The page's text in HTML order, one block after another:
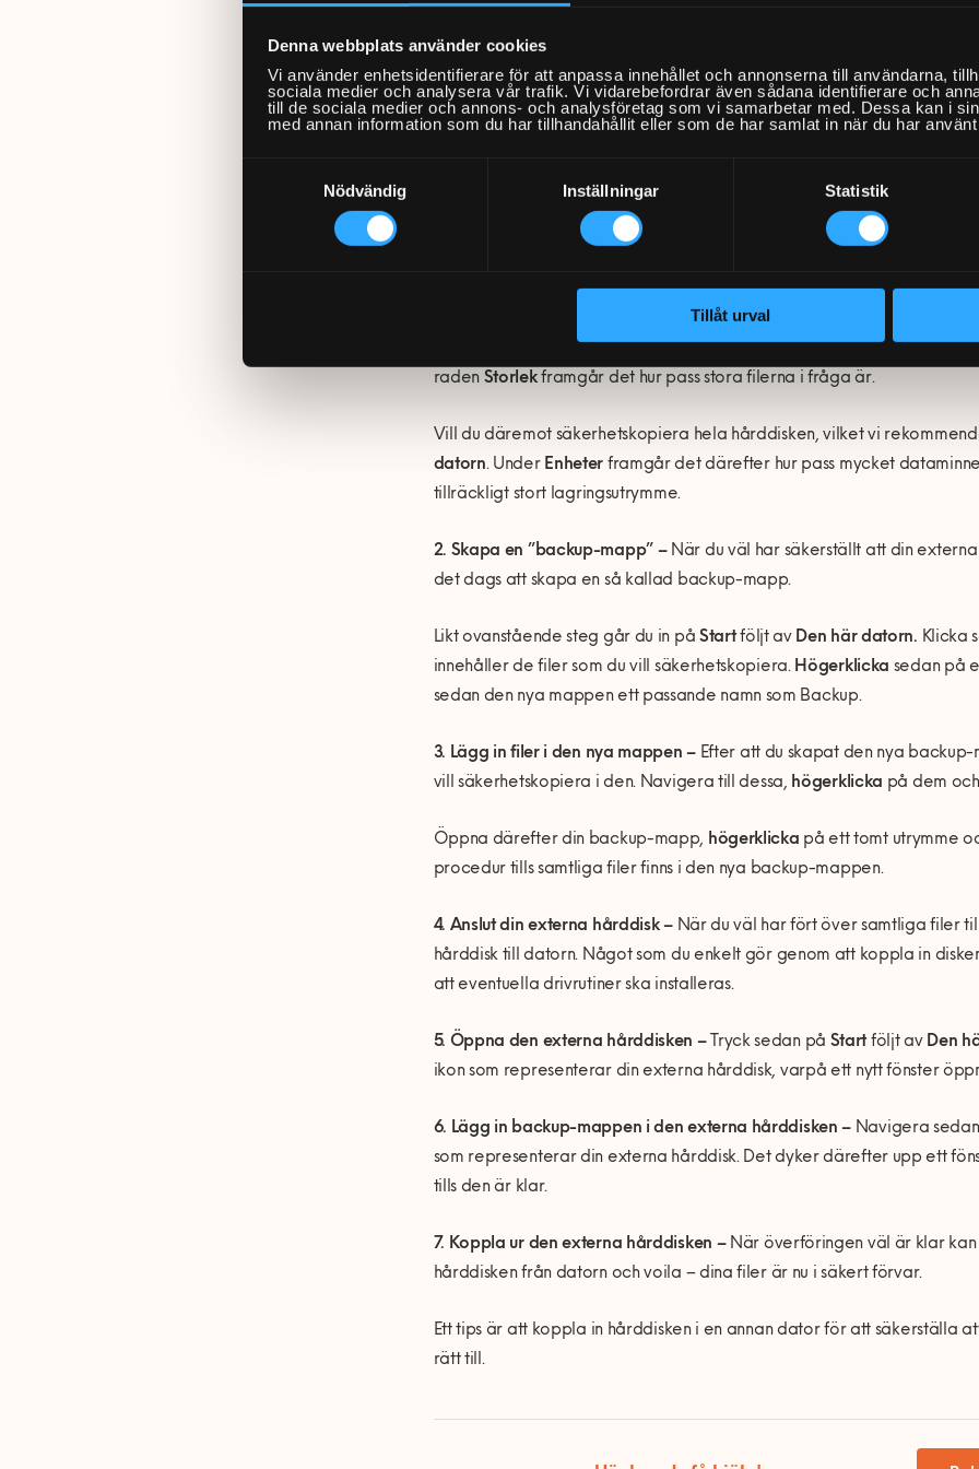
Denna webbplats använder cookies
Vi använder enhetsidentifierare för att anpassa innehållet och annonserna till användarna,
sociala medier och analysera vår trafik. Vi vidarebefordrar även sådana identifierare och
till de sociala medier och annons- och analysföretag som vi samarbetar med. Dessa kan i
med annan information som du har tillhandahållit eller som de har samlat in när du har
Nödvändig
Inställningar Statistik
Tillåt urval
Så säkerhetskopierar du dina filer
storleken på dessa, kommer behovet av lagringsutrymme variera.
raden Storlekframgår det hur pass stora filerna i fråga är.
Vill du däremot säkerhetskopiera hela hårddisken, vilket vi
datorn. Under Enheter framgår det därefter hur pass mycket
tillräckligt stort lagringsutrymme.
2. Skapa en ”backup-mapp” – När du väl har säkerställt att din
det dags att skapa en så kallad backup-mapp.
Likt ovanstående steg går du in på Startföljt av Den här datorn. Klicka
innehåller de filer som du vill säkerhetskopiera. Högerklicka sedan på
sedan den nya mappen ett passande namn som Backup.
3. Lägg in filer i den nya mappen – Efter att du skapat den nya
vill säkerhetskopiera i den. Navigera till dessa, högerklicka på dem
Öppna därefter din backup-mapp, högerklicka på ett tomt utrymme
procedur tills samtliga filer finns i den nya backup-mappen.
4. Anslut din externa hårddisk – När du väl har fört över samtliga filer
hårddisk till datorn. Något som du enkelt gör genom att koppla in
att eventuella drivrutiner ska installeras.
5. Öppna den externa hårddisken – Tryck sedan på Start följt av Den
ikon som representerar din externa hårddisk, varpå ett nytt fönster
6. Lägg in backup-mappen i den externa hårddisken – Navigera
som representerar din externa hårddisk. Det dyker därefter upp ett
tills den är klar.
7. Koppla ur den externa hårddisken – När överföringen väl är klar
hårddisken från datorn och voila – dina filer är nu i säkert förvar.
Ett tips är att koppla in hårddisken i en annan dator för att säkerställa
rätt till.